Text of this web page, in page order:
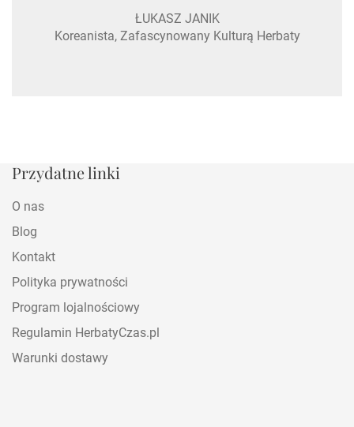
ŁUKASZ JANIK
Koreanista, Zafascynowany Kulturą Herbaty
Przydatne linki
O nas
Blog
Kontakt
Polityka prywatności
Program lojalnościowy
Regulamin HerbatyCzas.pl
Warunki dostawy